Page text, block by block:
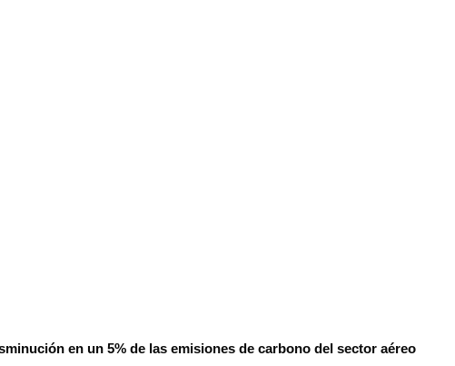
en un 5% de las emisiones de carbono del sector aéreo